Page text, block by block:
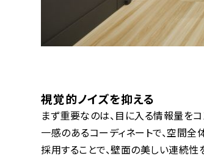
視覚的ノイズを抑える
まず重要なのは、目に入る情報量を
一感のあるコーディネートで、空間全
採用することで、壁面の美しい連続性